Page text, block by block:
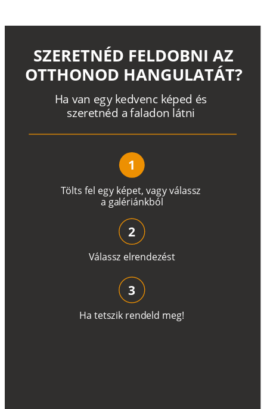
Tölts fel egy képet, vagyválassz
a galériánkból
Ha van egy kedvenc képed és
szeretnéd a faladon látni
SZERETNÉD FELDOBNI AZ
OTTHONOD HANGULATÁT?
1
Válassz elrendezést
2
Ha tetszik rendeld meg!
3